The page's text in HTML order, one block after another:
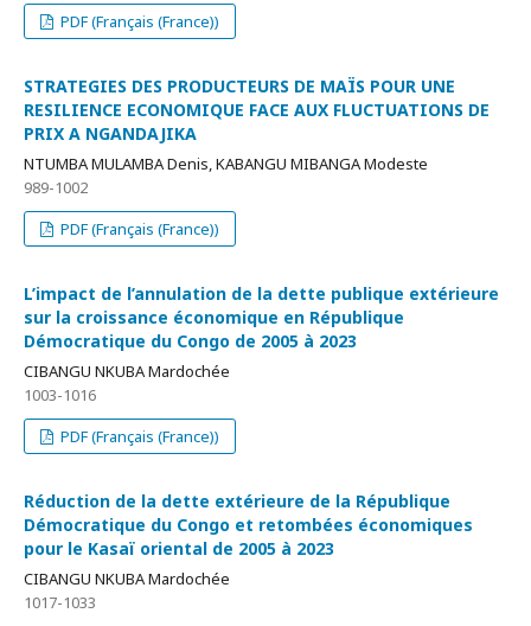
PDF (Français (France))
STRATEGIES DES PRODUCTEURS DE MAÏS POUR UNE
RESILIENCE ECONOMIQUE FACE AUX FLUCTUATIONS DE
PRIX A NGANDAJIKA
NTUMBA MULAMBA Denis, KABANGU MIBANGA Modeste
989-1002
PDF (Français (France))
L’impact de l’annulation de la dette publique extérieure
sur la croissance économique en République
Démocratique du Congo de 2005 à 2023
CIBANGU NKUBA Mardochée
1003-1016
PDF (Français (France))
Réduction de la dette extérieure de la République
Démocratique du Congo et retombées économiques
pour le Kasaï oriental de 2005 à 2023
CIBANGU NKUBA Mardochée
1017-1033